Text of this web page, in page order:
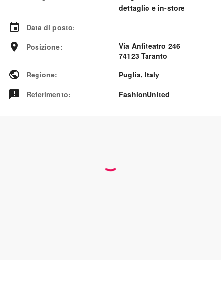
dettaglio e in-store
Data di posto:
Posizione:
Via Anfiteatro 246
74123 Taranto
Regione: Puglia,Italy
Referimento: FashionUnited